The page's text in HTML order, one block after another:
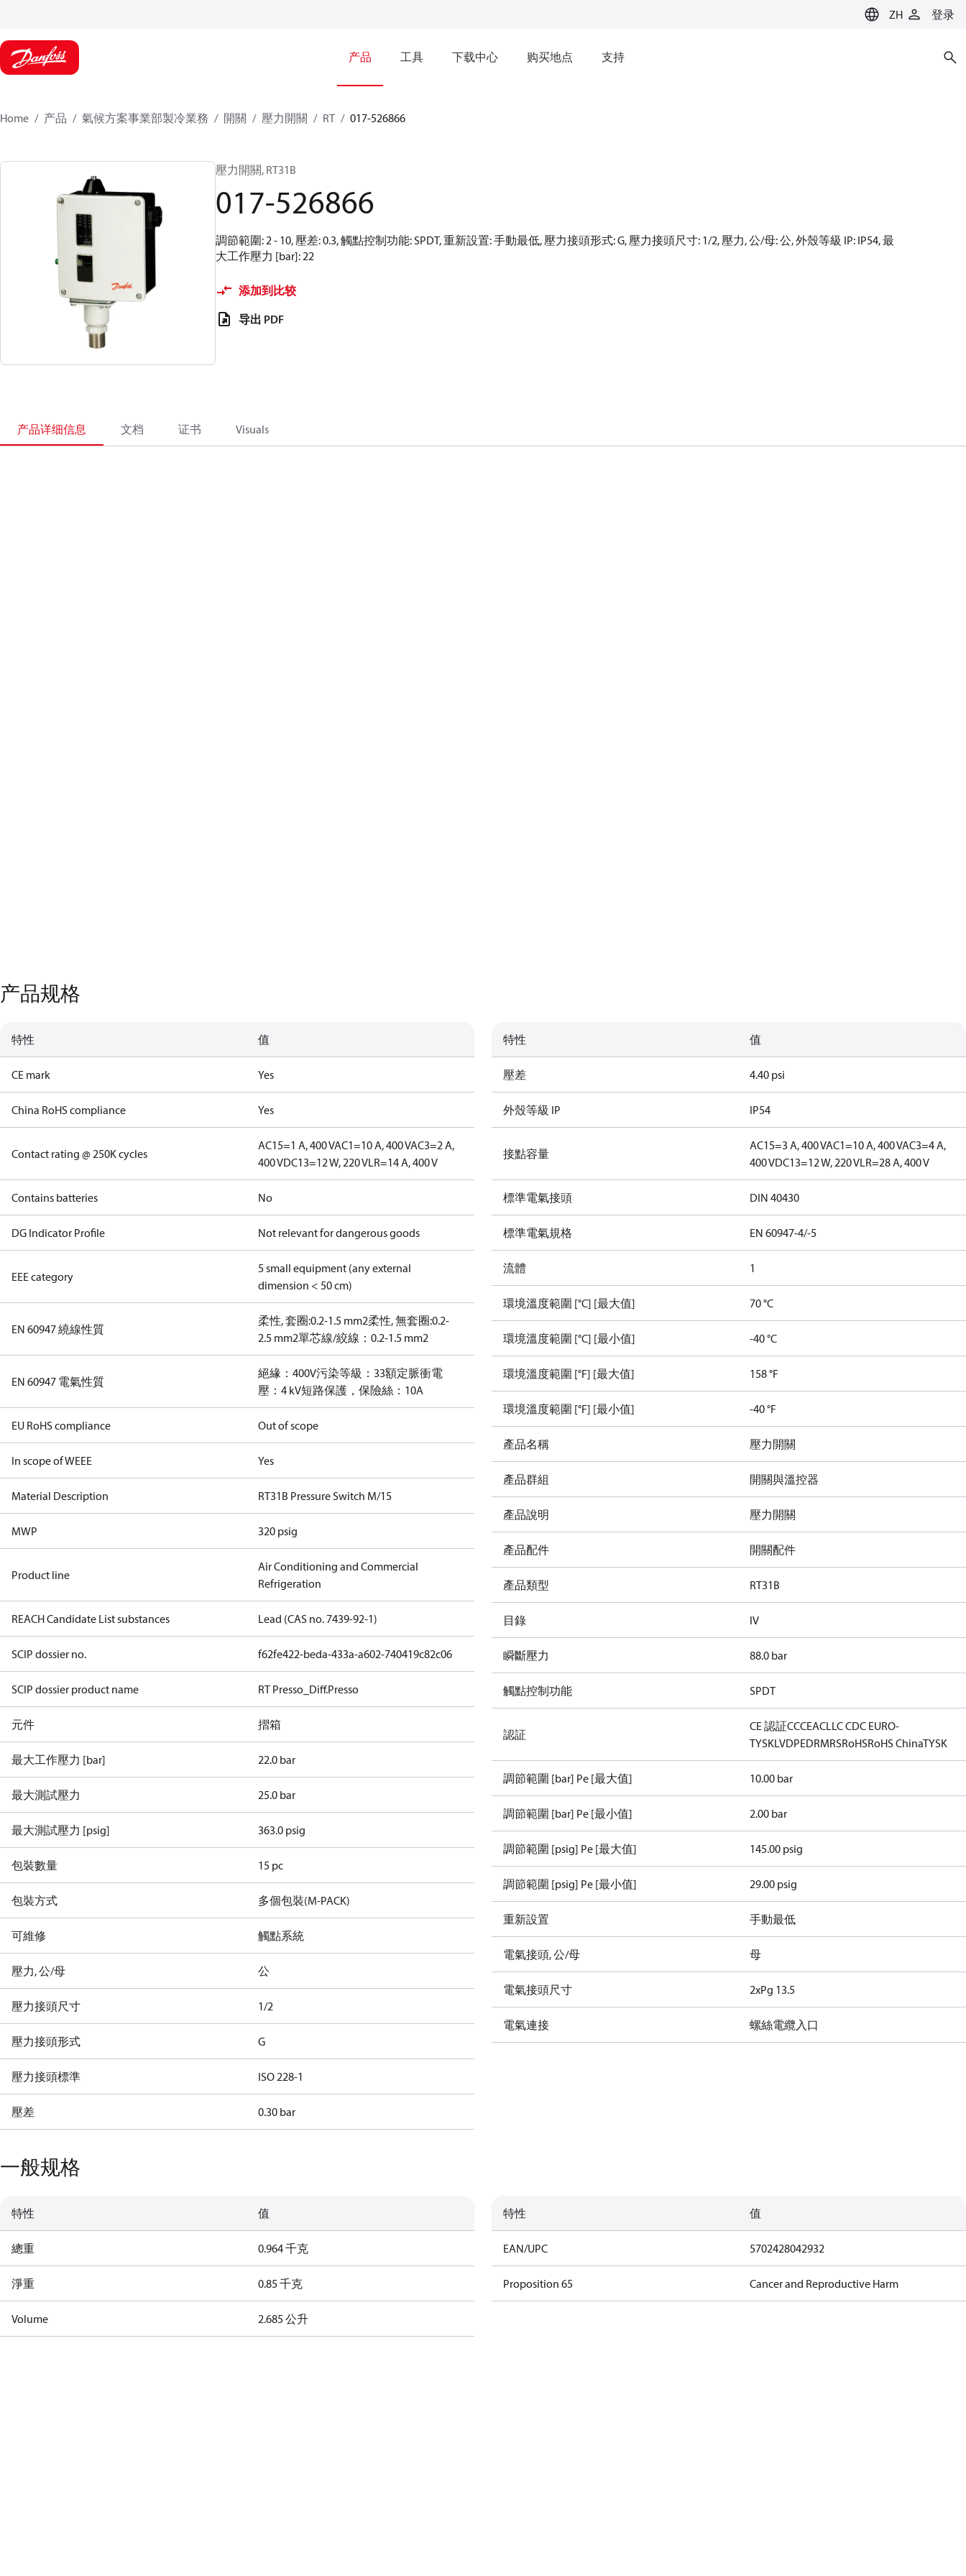
ZH 登录
产品 工具 下载中心 购买地点 支持
Home 产品 氣候方案事業部製冷業務 開關 壓力開關 RT 017-526866
壓力開關, RT31B
017-526866
調節範圍: 2 - 10, 壓差: 0.3, 觸點控制功能: SPDT, 重新設置: 手動最低, 壓力接頭形式: G, 壓力接頭尺寸: 1/2, 壓力, 公/母: 公, 外殼等級 IP: IP54, 最
大工作壓力 [bar]: 22
添加到比较
导出 PDF
产品详细信息 文档 证书 Visuals
产品规格
特性 值
CE mark Yes
China RoHS compliance Yes
Contact rating @ 250K cycles
AC15=1 A, 400 VAC1=10 A, 400 VAC3=2 A,
400 VDC13=12 W, 220 VLR=14 A, 400 V
Contains batteries No
DG Indicator Profile Not relevant for dangerous goods
EEE category
5 small equipment (any external
dimension < 50 cm)
EN 60947 繞線性質
柔性, 套圈:0.2-1.5 mm2柔性, 無套圈:0.2-
2.5 mm2單芯線/絞線：0.2-1.5 mm2
EN 60947 電氣性質
絕緣：400V污染等級：33額定脈衝電
壓：4 kV短路保護，保險絲：10A
EU RoHS compliance Out of scope
In scope of WEEE Yes
Material Description RT31B Pressure Switch M/15
MWP 320 psig
Product line
Air Conditioning and Commercial
Refrigeration
REACH Candidate List substances Lead (CAS no. 7439-92-1)
SCIP dossier no. f62fe422-beda-433a-a602-740419c82c06
SCIP dossier product name RT Presso_Diff.Presso
元件 摺箱
最大工作壓力 [bar] 22.0 bar
最大測試壓力 25.0 bar
最大測試壓力 [psig] 363.0 psig
包裝數量 15 pc
包裝方式 多個包裝(M-PACK)
可維修 觸點系統
壓力, 公/母 公
壓力接頭尺寸 1/2
壓力接頭形式 G
壓力接頭標準 ISO 228-1
壓差 0.30 bar
特性 值
壓差 4.40 psi
外殼等級 IP IP54
接點容量
AC15=3 A, 400 VAC1=10 A, 400 VAC3=4 A,
400 VDC13=12 W, 220 VLR=28 A, 400 V
標準電氣接頭 DIN 40430
標準電氣規格 EN 60947-4/-5
流體 1
環境溫度範圍 [°C] [最大值] 70 °C
環境溫度範圍 [°C] [最小值] -40 °C
環境溫度範圍 [°F] [最大值] 158 °F
環境溫度範圍 [°F] [最小值] -40 °F
產品名稱 壓力開關
產品群組 開關與溫控器
產品說明 壓力開關
產品配件 開關配件
產品類型 RT31B
目錄 IV
瞬斷壓力 88.0 bar
觸點控制功能 SPDT
認証
CE 認証CCCEACLLC CDC EURO-
TYSKLVDPEDRMRSRoHSRoHS ChinaTYSK
調節範圍 [bar] Pe [最大值] 10.00 bar
調節範圍 [bar] Pe [最小值] 2.00 bar
調節範圍 [psig] Pe [最大值] 145.00 psig
調節範圍 [psig] Pe [最小值] 29.00 psig
重新設置 手動最低
電氣接頭, 公/母 母
電氣接頭尺寸 2xPg 13.5
電氣連接 螺絲電纜入口
一般规格
特性 值
總重 0.964 千克
淨重 0.85 千克
Volume 2.685 公升
特性 值
EAN/UPC 5702428042932
Proposition 65 Cancer and Reproductive Harm